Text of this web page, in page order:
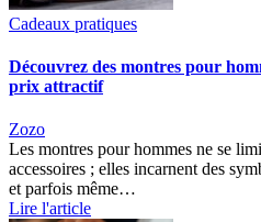
Cadeaux pratiques
Découvrez des montres pour
prix attractif
Zozo
Les montres pour hommes ne se
accessoires ; elles incarnent des
et parfois même…
Lire l'article